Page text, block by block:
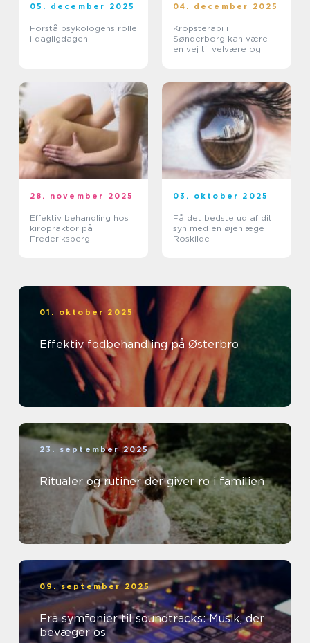
05. december 2025
Forstå psykologens rolle
i dagligdagen
04. december 2025
Kropsterapi i
Sønderborg kan være
en vej til velvære og
28. november 2025
Effektiv behandling hos
kiropraktor på
Frederiksberg
03. oktober 2025
Få det bedste ud af dit
syn med en øjenlæge i
Roskilde
01. oktober 2025
Effektiv fodbehandling på Østerbro
23. september 2025
Ritualer og rutiner der giver ro i familien
09. september 2025
Fra symfonier til soundtracks: Musik, der
bevæger os